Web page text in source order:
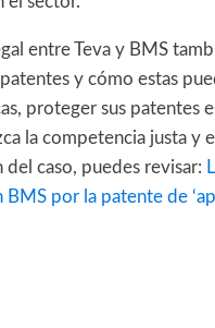
entre Teva y BMS
y cómo estas
proteger sus patentes
la competencia justa y
caso, puedes revisar:
BMS por la patente de